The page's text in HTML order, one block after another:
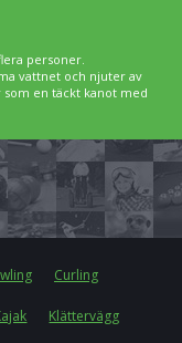
personer.
vattnet och njuter av
som en täckt kanot med
Curling
Klättervägg